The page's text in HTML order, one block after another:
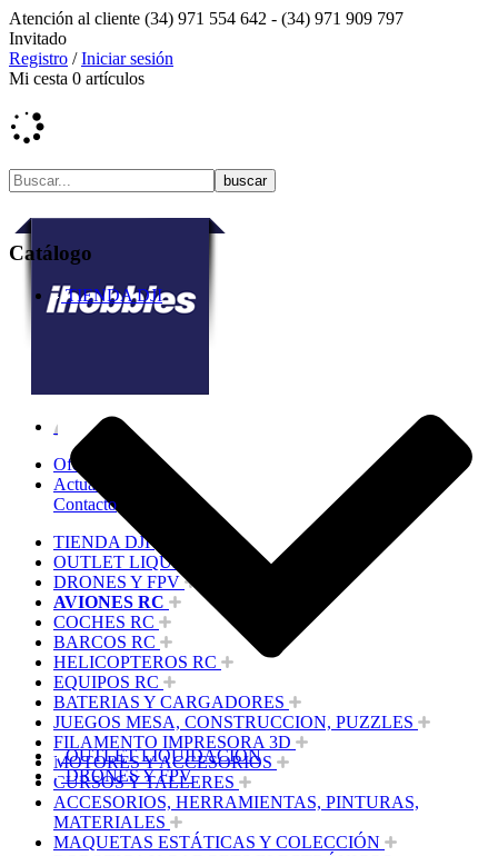
Atención al cliente (34) 971 554 642 - (34) 971 909 797
Invitado
Registro /Iniciar sesión
Mi cesta 0 artículos
Ofertas
Actualidad
Contacto
TIENDA DJI
OUTLET LIQUIDACION
DRONES Y FPV
AVIONES RC
COCHES RC
BARCOS RC
HELICOPTEROS RC
EQUIPOS RC
BATERIAS Y CARGADORES
JUEGOS MESA, CONSTRUCCION, PUZZLES
FILAMENTO IMPRESORA 3D
MOTORES Y ACCESORIOS
CURSOS Y TALLERES
ACCESORIOS, HERRAMIENTAS, PINTURAS,
MATERIALES
MAQUETAS ESTÁTICAS Y COLECCIÓN
Catálogo
TIENDA DJI
OUTLET LIQUIDACION
DRONES Y FPV